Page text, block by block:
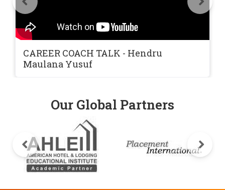
CAREER COACH TALK - Hendru
Maulana Yusuf
Our Global Partners